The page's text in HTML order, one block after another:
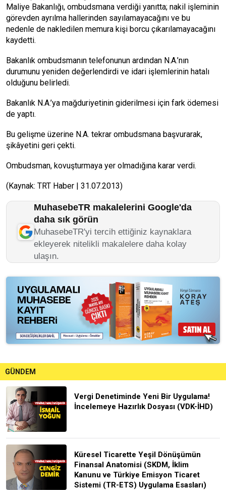
Maliye Bakanlığı, ombudsmana verdiği yanıtta; nakil işleminin
görevden ayrılma hallerinden sayılamayacağını ve bu
nedenle de nakledilen memura kişi borcu çıkarılamayacağını
kaydetti.
Bakanlık ombudsmanın telefonunun ardından N.A.’nın
durumunu yeniden değerlendirdi ve idari işlemlerinin hatalı
olduğunu belirledi.
Bakanlık N.A.’ya mağduriyetinin giderilmesi için fark ödemesi
de yaptı.
Bu gelişme üzerine N.A. tekrar ombudsmana başvurarak,
şikâyetini geri çekti.
Ombudsman, kovuşturmaya yer olmadığına karar verdi.
(Kaynak: TRT Haber | 31.07.2013)
MuhasebeTR makalelerini Google'da
daha sık görün
MuhasebeTR'yi tercih ettiğiniz kaynaklara
ekleyerek nitelikli makalelere daha kolay
ulaşın.
GÜNDEM
Vergi Denetiminde Yeni Bir Uygulama!
İncelemeye Hazırlık Dosyası (VDK-İHD)
Küresel Ticarette Yeşil Dönüşümün
Finansal Anatomisi (SKDM, İklim
Kanunu ve Türkiye Emisyon Ticaret
Sistemi (TR-ETS) Uygulama Esasları)